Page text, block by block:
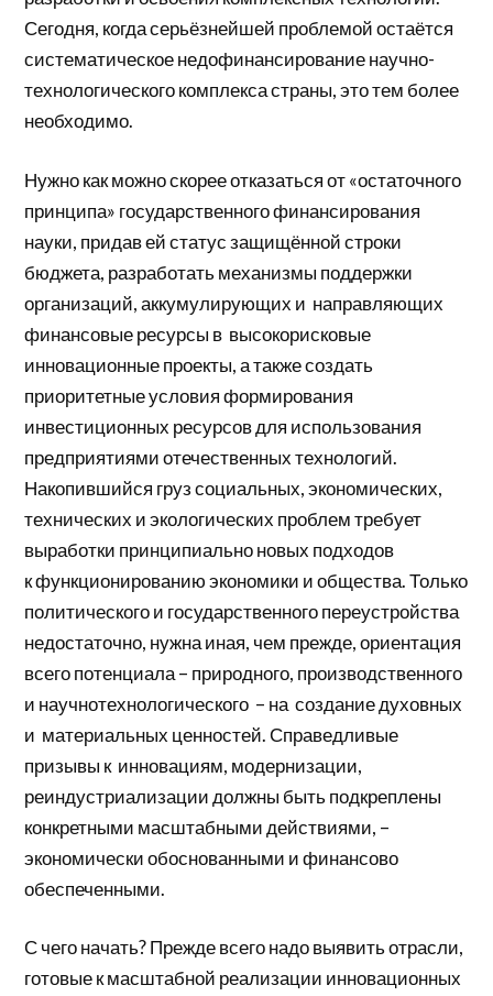
Сегодня, когда серьёзнейшей проблемой остаётся
систематическое недофинансирование научно-
технологического комплекса страны, это тем более
необходимо.
Нужно как можно скорее отказаться от «остаточного
принципа» государственного финансирования
науки, придав ей статус защищённой строки
бюджета, разработать механизмы поддержки
организаций, аккумулирующих и направляющих
финансовые ресурсы в высокорисковые
инновационные проекты, а также создать
приоритетные условия формирования
инвестиционных ресурсов для использования
предприятиями отечественных технологий.
Накопившийся груз социальных, экономических,
технических и экологических проблем требует
выработки принципиально новых подходов
к функционированию экономики и общества. Только
политического и государственного переустройства
недостаточно, нужна иная, чем прежде, ориентация
всего потенциала – природного, производственного
и научнотехнологического – на создание духовных
и материальных ценностей. Справедливые
призывы к инновациям, модернизации,
реиндустриализации должны быть подкреплены
конкретными масштабными действиями, –
экономически обоснованными и финансово
обеспеченными.
С чего начать? Прежде всего надо выявить отрасли,
готовые к масштабной реализации инновационных